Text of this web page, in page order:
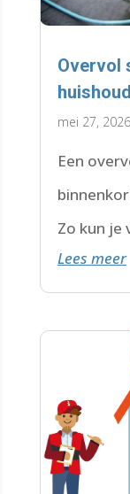
Overvol
mei 27, 2026
Een
Zo kun je
krijgen
Lees meer